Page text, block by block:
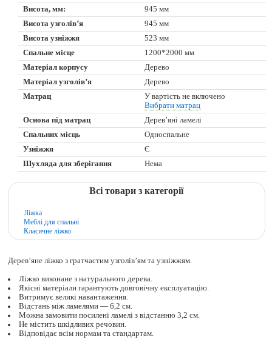
Висота, мм:
945 мм
Висота узголів’я
945 мм
Висота узніжжя
523 мм
Спальне місце
1200*2000 мм
Матеріал корпусу
Дерево
Матеріал узголів’я
Дерево
Матрац
У вартість не включено
Вибрати матрац
Основа під матрац
Дерев’яні ламелі
Спальних місць
Односпальне
Узніжжя
Є
Шухляда для зберігання
Нема
Всі товари з категорії
Ліжка
Меблі для спальні
Класичне ліжко
Дерев’яне ліжко з гратчастим узголів’ям та узніжжям.
Ліжко виконане з натурального дерева.
Якісні матеріали гарантують довговічну експлуатацію.
Витримує великі навантаження.
Відстань між ламелями — 6,2 см.
Можна замовити посилені ламелі з відстанню 3,2 см.
Не містить шкідливих речовин.
Відповідає всім нормам та стандартам.